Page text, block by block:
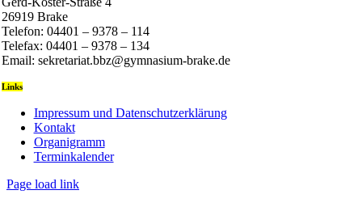
26919 Brake
Telefon: 04401 – 9378 – 114
Telefax: 04401 – 9378 – 134
Email: sekretariat.bbz@gymnasium-brake.de
Links
Impressum und Datenschutzerklärung
Kontakt
Organigramm
Terminkalender
Page load link